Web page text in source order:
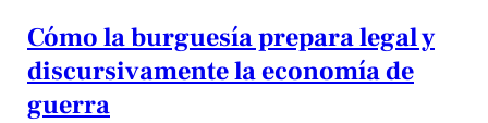
Cómo la burguesía prepara legal y
discursivamente la economía de
guerra